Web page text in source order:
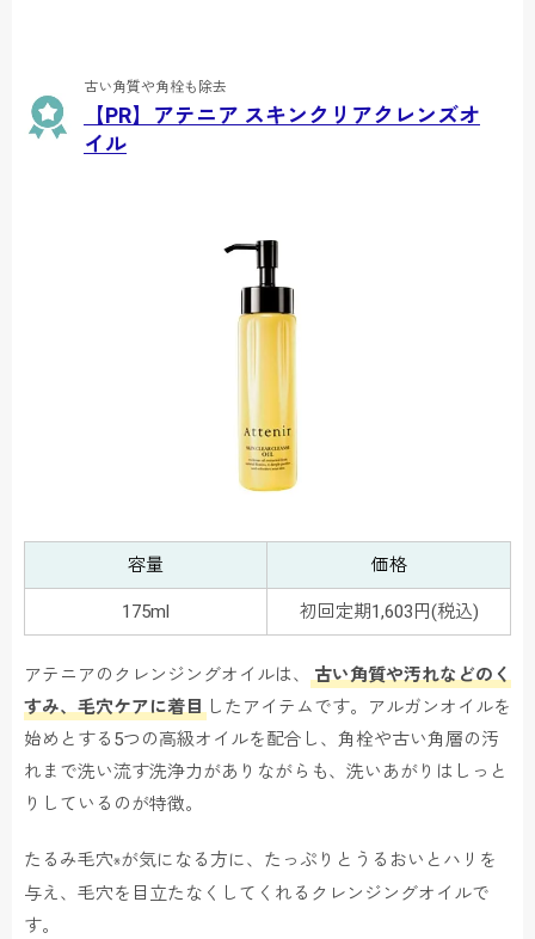
古い角質や角栓も除去
【PR】アテニア スキンクリアクレンズオ
イル
容量 価格
175ml 初回定期1,603円(税込)
アテニアのクレンジングオイルは、
古い角質や汚れなどのく
すみ、毛穴ケアに着目 したアイテムです。アルガンオイルを
始めとする5つの高級オイルを配合し、角栓や古い角層の汚
れまで洗い流す洗浄力がありながらも、洗いあがりはしっと
りしているのが特徴。
たるみ毛穴※が気になる方に、たっぷりとうるおいとハリを
与え、毛穴を目立たなくしてくれるクレンジングオイルで
す。